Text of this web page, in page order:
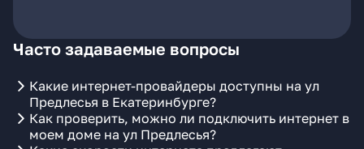
Часто задаваемые вопросы
Какие интернет-провайдеры доступны на ул
Предлесья в Екатеринбурге?
Как проверить, можно ли подключить интернет в
моем доме на ул Предлесья?